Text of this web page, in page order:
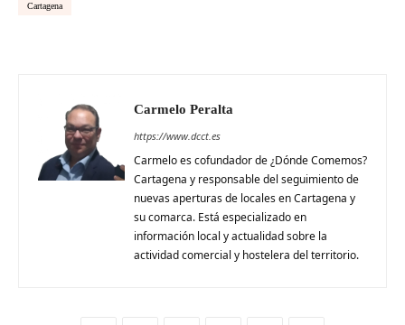
Cartagena
Carmelo Peralta
https://www.dcct.es
Carmelo es cofundador de ¿Dónde Comemos?
Cartagena y responsable del seguimiento de
nuevas aperturas de locales en Cartagena y
su comarca. Está especializado en
información local y actualidad sobre la
actividad comercial y hostelera del territorio.